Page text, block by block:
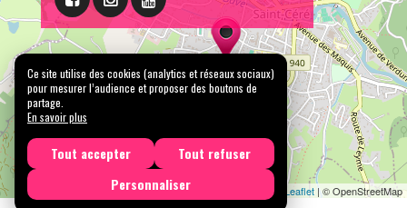
Leaflet | © OpenStreetMap
Ce site utilise des cookies (analytics et réseaux sociaux)
pour mesurer l’audience et proposer des boutons de
partage.
En savoir plus
Tout accepter
Tout refuser
Personnaliser